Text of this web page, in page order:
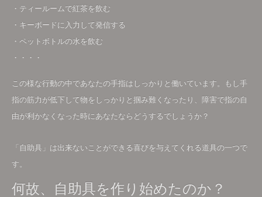
・ティールームで紅茶を飲む
・キーボードに入力して発信する
・ペットボトルの水を飲む
・・・・
この様な行動の中であなたの手指はしっかりと働いています。もし手
指の筋力が低下して物をしっかりと掴み難くなったり、障害で指の自
由が利かなくなった時にあなたならどうするでしょうか？
「自助具」は出来ないことができる喜びを与えてくれる道具の一つで
す。
何故、自助具を作り始めたのか？